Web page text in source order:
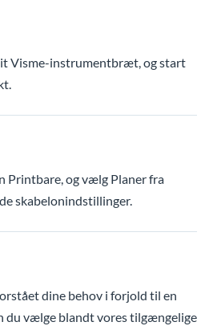
Visme-instrumentbræt, og start
Printbare, og vælg Planer fra
skabelonindstillinger.
dine behov i forjold til en
du vælge blandt vores tilgængelige